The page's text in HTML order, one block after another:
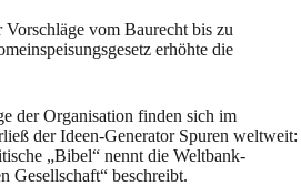
vom Baurecht bis zu
erhöhte die
der Organisation finden sich im
der Ideen-Generator Spuren weltweit:
„Bibel“ nennt die Weltbank-
Gesellschaft“ beschreibt.